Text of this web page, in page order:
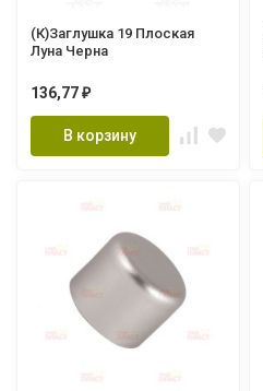
(К)Заглушка 19 Плоская
Луна Черна
136,77 ₽
В корзину